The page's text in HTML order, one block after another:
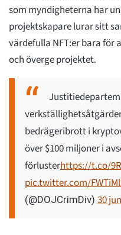
som myndigheterna har
projektskapare lurar sitt
värdefulla NFT:er bara för
och överge projektet.
bedrägeribrott i
över $100 miljoner i
förlusterhttps://t.co/
pic.twitter.com/
(@DOJCrimDiv) 30